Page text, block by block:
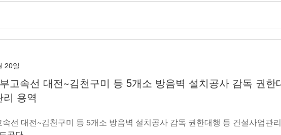
20일
고속선 대전~김천구미 등 5개소 방음벽 설치공사 감독 권한
리 용역
속선 대전~김천구미 등 5개소 방음벽 설치공사 감독 권한대행 등 건설사업관